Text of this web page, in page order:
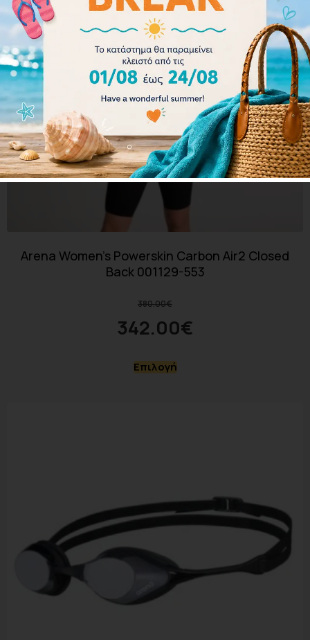
Arena Women’s Powerskin Carbon Air2 Closed
Back 001129-553
380.00€
342.00€
Επιλογή